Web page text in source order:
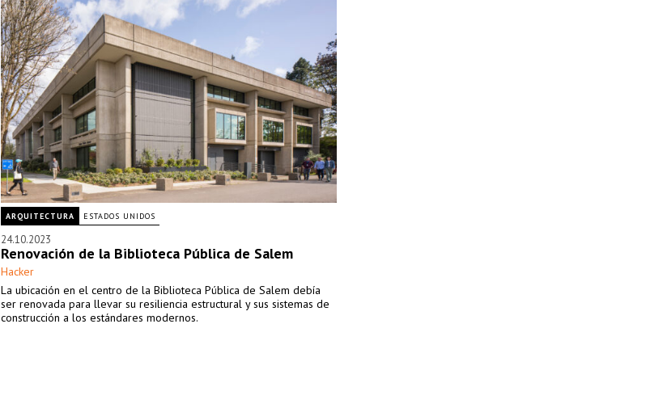
ARQUITECTURA ESTADOS UNIDOS
24.10.2023
Renovación de la Biblioteca Pública de Salem
Hacker
La ubicación en el centro de la Biblioteca Pública de Salem debía
ser renovada para llevar su resiliencia estructural y sus sistemas de
construcción a los estándares modernos.